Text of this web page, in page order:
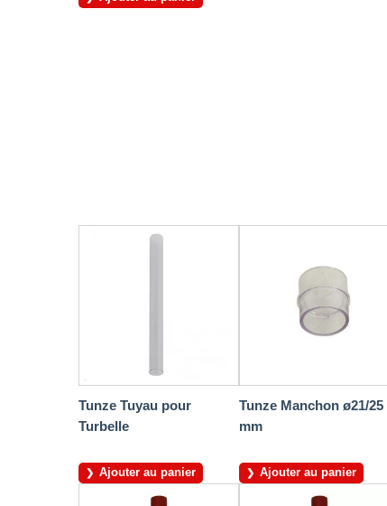
Tunze Tuyau pour
Turbelle
Ajouter au panier
Tunze Manchon ø21/25
mm
Ajouter au panier